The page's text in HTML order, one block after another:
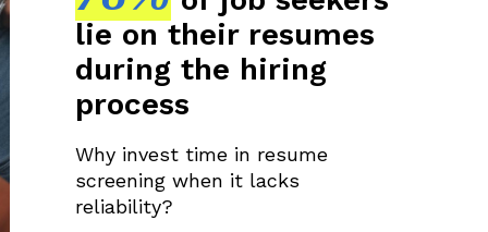
lie on their resumes
during the hiring
process
Why invest time in resume
screening when it lacks
reliability?